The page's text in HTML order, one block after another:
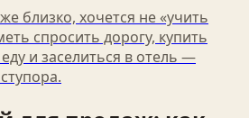
близко, хочется не «учить
спросить дорогу, купить
еду и заселиться в отель —